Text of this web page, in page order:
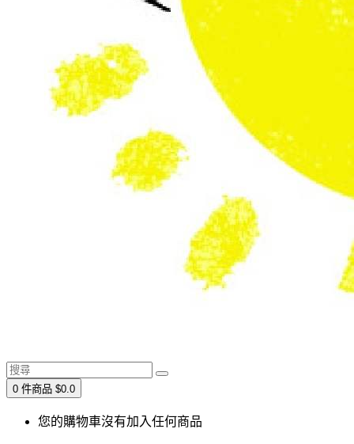
0 件商品 $0.0
您的購物車沒有加入任何商品